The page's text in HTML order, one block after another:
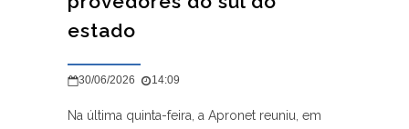
estado
30/06/2026 14:09
Na última quinta-feira, a Apronet reuniu, em